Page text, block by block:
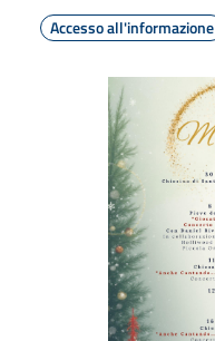
Accesso all'informazione